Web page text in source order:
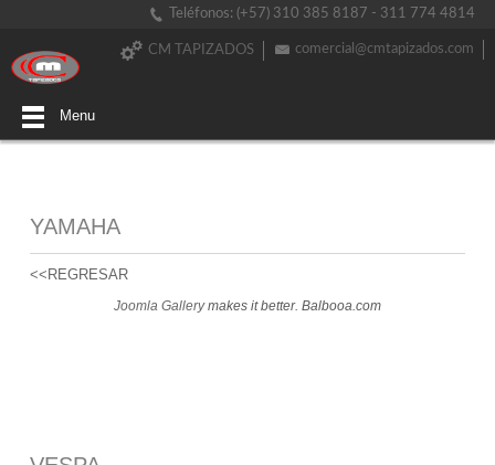
Teléfonos: (+57) 310 385 8187 - 311 774 4814
comercial@cmtapizados.com
CM TAPIZADOS
Menu
YAMAHA
<<REGRESAR
Joomla Gallerymakes it better. Balbooa.com